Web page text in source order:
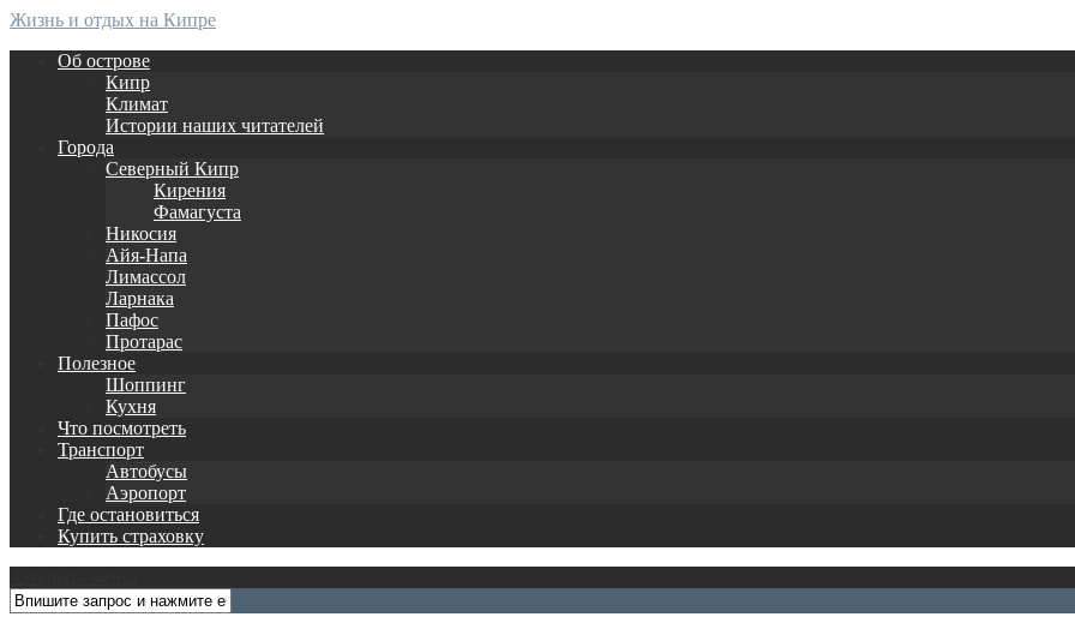
Жизнь и отдых на Кипре
Об острове
Кипр
Климат
Истории наших читателей
Города
Северный Кипр
Кирения
Фамагуста
Никосия
Айя-Напа
Лимассол
Ларнака
Пафос
Протарас
Полезное
Шоппинг
Кухня
Что посмотреть
Транспорт
Автобусы
Аэропорт
Где остановиться
Купить страховку